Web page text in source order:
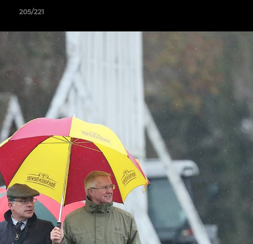
205/221